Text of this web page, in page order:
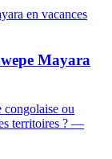
Mayara